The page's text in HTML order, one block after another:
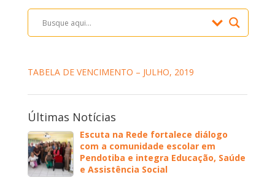
TABELA DE VENCIMENTO – JULHO, 2019
Últimas Notícias
Escuta na Rede fortalece diálogo
com a comunidade escolar em
Pendotiba e integra Educação, Saúde
e Assistência Social